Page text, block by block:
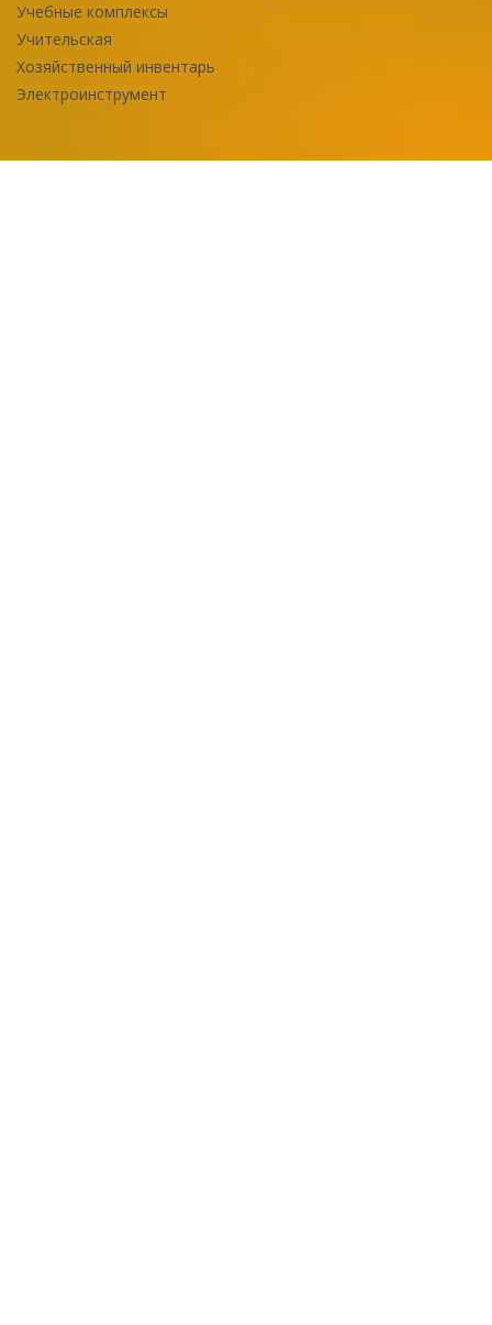
Учебные комплексы
Учительская
Хозяйственный инвентарь
Электроинструмент